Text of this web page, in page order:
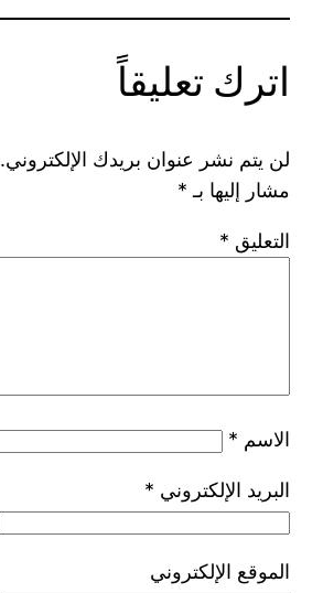
اترك تعليقاً
لن يتم نشر عنوان بريدك الإلكتروني.
مشار إليها بـ *
التعليق *
الاسم *
البريد الإلكتروني *
الموقع الإلكتروني